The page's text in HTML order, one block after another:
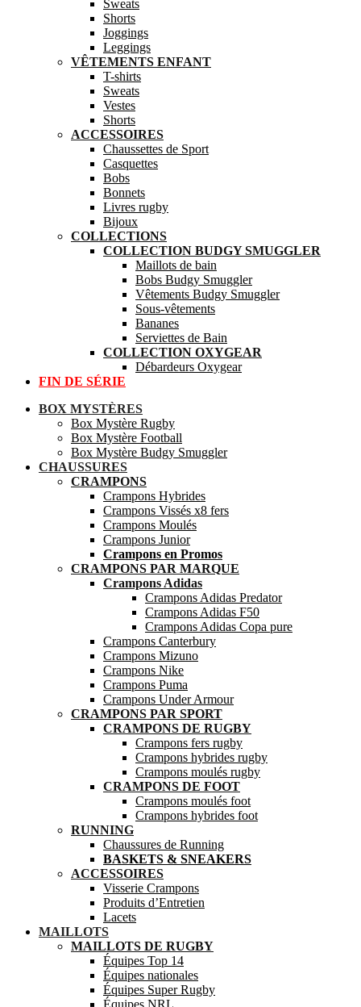
Sweats
Shorts
Joggings
Leggings
VÊTEMENTS ENFANT
T-shirts
Sweats
Vestes
Shorts
ACCESSOIRES
Chaussettes de Sport
Casquettes
Bobs
Bonnets
Livres rugby
Bijoux
COLLECTIONS
COLLECTION BUDGY SMUGGLER
Maillots de bain
Bobs Budgy Smuggler
Vêtements Budgy Smuggler
Sous-vêtements
Bananes
Serviettes de Bain
COLLECTION OXYGEAR
Débardeurs Oxygear
FIN DE SÉRIE
BOX MYSTÈRES
Box Mystère Rugby
Box Mystère Football
Box Mystère Budgy Smuggler
CHAUSSURES
CRAMPONS
Crampons Hybrides
Crampons Vissés x8 fers
Crampons Moulés
Crampons Junior
Crampons en Promos
CRAMPONS PAR MARQUE
Crampons Adidas
Crampons Adidas Predator
Crampons Adidas F50
Crampons Adidas Copa pure
Crampons Canterbury
Crampons Mizuno
Crampons Nike
Crampons Puma
Crampons Under Armour
CRAMPONS PAR SPORT
CRAMPONS DE RUGBY
Crampons fers rugby
Crampons hybrides rugby
Crampons moulés rugby
CRAMPONS DE FOOT
Crampons moulés foot
Crampons hybrides foot
RUNNING
Chaussures de Running
BASKETS & SNEAKERS
ACCESSOIRES
Visserie Crampons
Produits d’Entretien
Lacets
MAILLOTS
MAILLOTS DE RUGBY
Équipes Top 14
Équipes nationales
Équipes Super Rugby
Équipes NRL